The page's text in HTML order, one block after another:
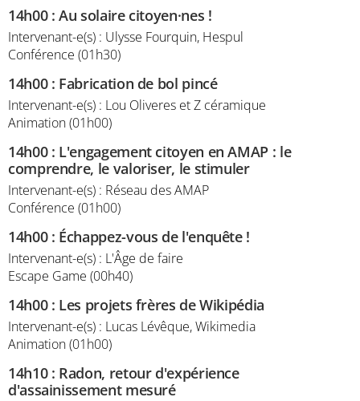
14h00:Au solaire citoyen·nes !
Intervenant-e(s) : Ulysse Fourquin, Hespul
Conférence (01h30)
14h00: Fabrication de bol pincé
Intervenant-e(s) : Lou Oliveres et Z céramique
Animation (01h00)
14h00: L'engagement citoyen en AMAP : le
comprendre, le valoriser, le stimuler
Intervenant-e(s) : Réseau des AMAP
Conférence (01h00)
14h00: Échappez-vous de l'enquête !
Intervenant-e(s) : L'Âge de faire
Escape Game (00h40)
14h00: Les projets frères de Wikipédia
Intervenant-e(s) : Lucas Lévêque, Wikimedia
Animation (01h00)
14h10: Radon, retour d'expérience
d'assainissement mesuré